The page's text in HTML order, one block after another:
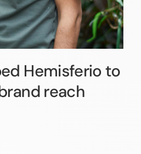
Hemisferio to
reach